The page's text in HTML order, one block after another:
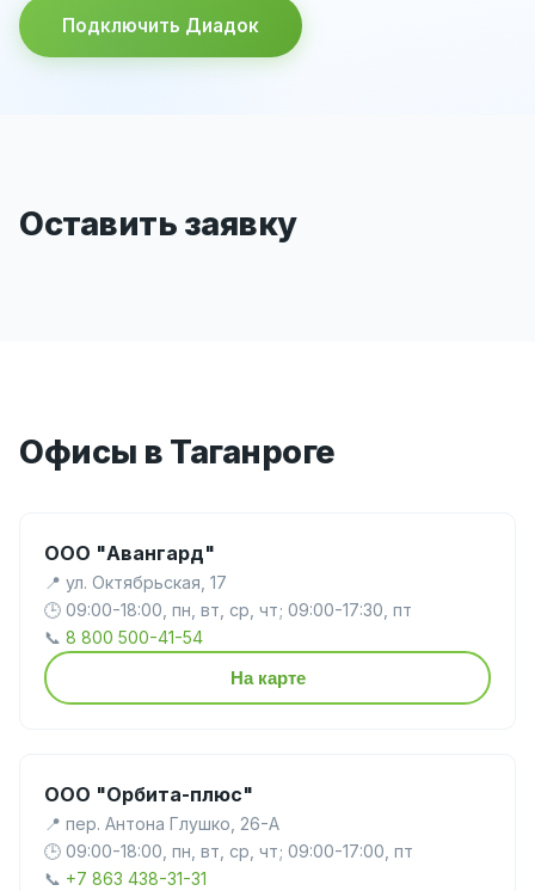
Подключить Диадок
Оставить заявку
Офисы в Таганроге
ООО "Авангард"
📍 ул. Октябрьская, 17
🕒 09:00-18:00, пн, вт, ср, чт; 09:00-17:30, пт
📞 8 800 500-41-54
На карте
ООО "Орбита-плюс"
📍 пер. Антона Глушко, 26-А
🕒 09:00-18:00, пн, вт, ср, чт; 09:00-17:00, пт
📞 +7 863 438-31-31